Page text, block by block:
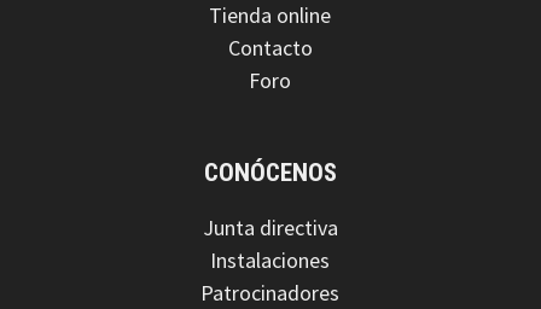
Tienda online
Contacto
Foro
CONÓCENOS
Junta directiva
Instalaciones
Patrocinadores